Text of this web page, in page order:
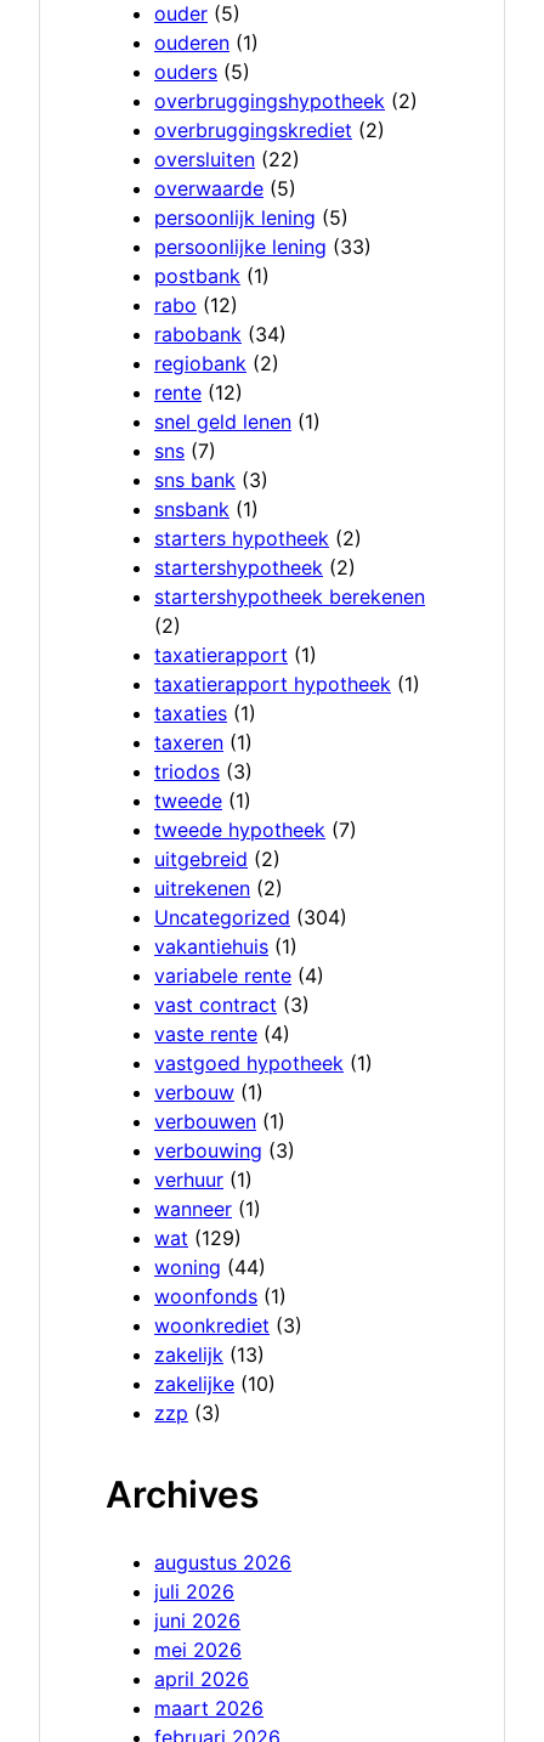
ouder (5)
ouderen (1)
ouders (5)
overbruggingshypotheek (2)
overbruggingskrediet (2)
oversluiten (22)
overwaarde (5)
persoonlijk lening (5)
persoonlijke lening (33)
postbank (1)
rabo (12)
rabobank (34)
regiobank (2)
rente (12)
snel geld lenen (1)
sns (7)
sns bank (3)
snsbank (1)
starters hypotheek (2)
startershypotheek (2)
startershypotheek berekenen
(2)
taxatierapport (1)
taxatierapport hypotheek (1)
taxaties (1)
taxeren (1)
triodos (3)
tweede (1)
tweede hypotheek (7)
uitgebreid (2)
uitrekenen (2)
Uncategorized (304)
vakantiehuis (1)
variabele rente (4)
vast contract (3)
vaste rente (4)
vastgoed hypotheek (1)
verbouw (1)
verbouwen (1)
verbouwing (3)
verhuur (1)
wanneer (1)
wat (129)
woning (44)
woonfonds (1)
woonkrediet (3)
zakelijk (13)
zakelijke (10)
zzp (3)
Archives
augustus 2026
juli 2026
juni 2026
mei 2026
april 2026
maart 2026